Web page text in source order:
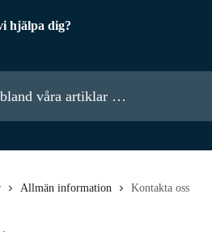
artiklar …
Allmän information Kontakta oss